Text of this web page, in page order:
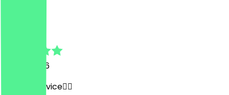
15. Juli 2026
Netter Service👍🏻